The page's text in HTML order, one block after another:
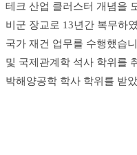
테크 산업 클러스터 개념을
비군 장교로 13년간 복무하
국가 재건 업무를 수행했습
및 국제관계학 석사 학위를
박해양공학 학사 학위를 받